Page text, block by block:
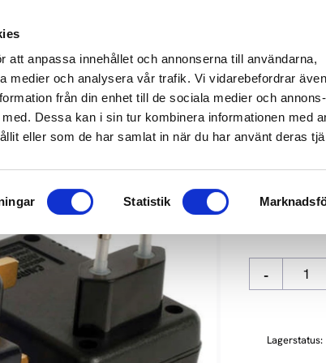
att anpassa innehållet och annonserna till användarna,
medier och analysera vår trafik. Vi vidarebefordrar
från din enhet till de sociala medier och
Dessa kan i sin tur kombinera informationen med
eller som de har samlat in när du har använt deras
Statistik
SKIVSPELARE STEREO HEMMABIO
ISOTEK
-
Lagerstatus